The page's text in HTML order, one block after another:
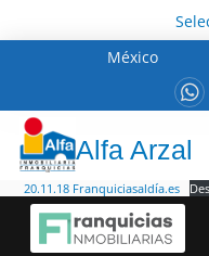
México
Alfa Arzal
20.11.18 Franquiciasaldía.es